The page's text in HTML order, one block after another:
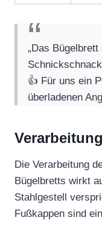
„Das
👍 Für uns ein
überladenen
Die Verarbeitung
Bügelbretts wirkt
Stahlgestell
Fußkappen sind